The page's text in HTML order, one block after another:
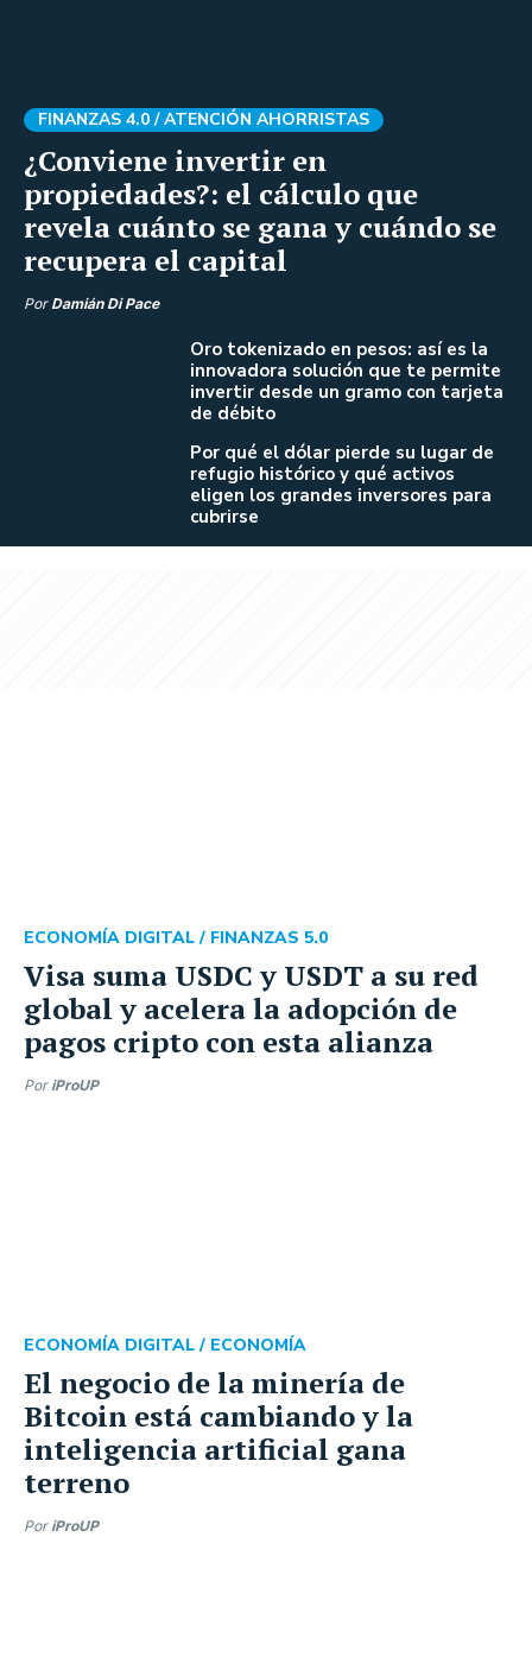
¿Conviene invertir en
propiedades?: el cálculo que
revela cuánto se gana y cuándo se
recupera el capital
FINANZAS 4.0 /ATENCIÓN AHORRISTAS
Por Damián Di Pace
Oro tokenizado en pesos: así es la
innovadora solución que te permite
invertir desde un gramo con tarjeta
de débito
Por qué el dólar pierde su lugar de
refugio histórico y qué activos
eligen los grandes inversores para
cubrirse
Visa suma USDC y USDT a su red
global y acelera la adopción de
pagos cripto con esta alianza
ECONOMÍA DIGITAL / FINANZAS 5.0
Por iProUP
El negocio de la minería de
Bitcoin está cambiando y la
inteligencia artificial gana
terreno
ECONOMÍA DIGITAL / ECONOMÍA
Por iProUP